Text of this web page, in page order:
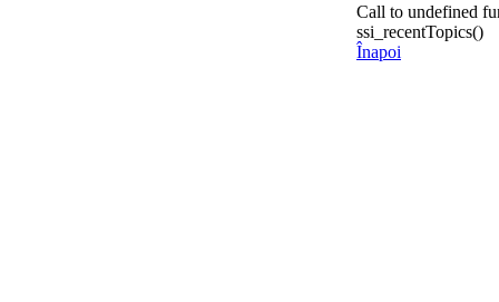
Call to undefined
ssi_recentTopics()
Înapoi